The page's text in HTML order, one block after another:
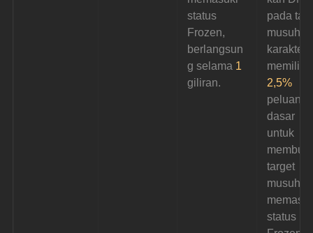
status
Frozen,
berlangsun
g selama 1
giliran.
pada
musuh,
karakter
memiliki
2,5%
peluang
dasar
untuk
target
musuh
status